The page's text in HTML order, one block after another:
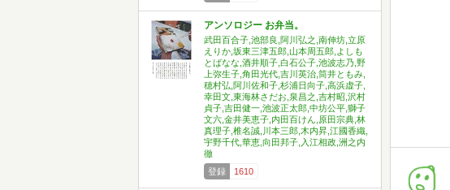
アンソロジー お弁当。
武田百合子,池部良,阿川弘之,南伸坊,立原
えりか,坂東三津五郎,山本周五郎,よしも
とばなな,酒井順子,白石公子,池波志乃,野
上弥生子,角田光代,吉川英治,筒井ともみ,
穂村弘,阿川佐和子,杉浦日向子,高浜虚子,
幸田文,東海林さだお,泉昌之,吉村昭,沢村
貞子,吉田健一,池波正太郎,中坊公平,獅子
文六,金井美恵子,内田百けん,原田宗典,林
真理子,椎名誠,川本三郎,木内昇,江國香織,
宇野千代,華恵,向田邦子,入江相政,洲之内
徹
登録
1610